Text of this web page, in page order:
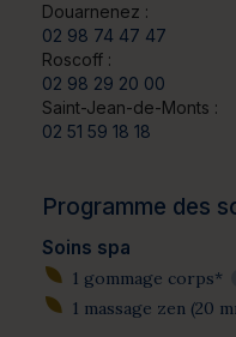
Douarnenez :
02 98 74 47 47
Roscoff :
02 98 29 20 00
Saint-Jean-de-Monts :
02 51 59 18 18
Programme des
Soins spa
1 gommage corps*
1 massage zen (20